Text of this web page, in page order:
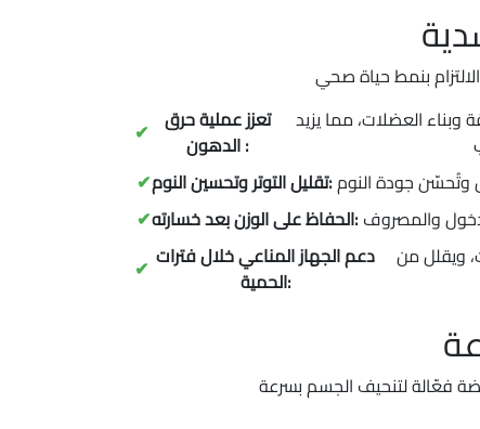
تعزز عملية حرق
الدهون :
التمارين الهوائية والقوة تعزز استهلاك الطاقة وبناء العضلات، مما يزيد
تقليل التوتر وتحسين النوم:
الحفاظ على الوزن بعد خسارته:
دعم الجهاز المناعي خلال فترات
الحمية:
النشاط البدني المعتدل يعزز مناعة الجسم، ما يساعد في الحفاظ على الصحة خلال فترات اتباع نظام غذائي منخفض السعرات، ويقلل من